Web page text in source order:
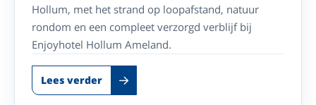
Hollum, met het strand op loopafstand, natuur
rondom en een compleet verzorgd verblijf bij
Enjoyhotel Hollum Ameland.
Lees verder